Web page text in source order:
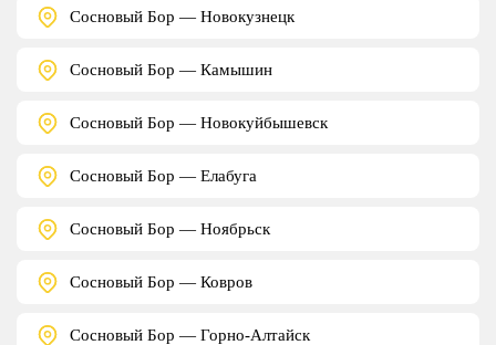
Сосновый Бор — Новокузнецк
Сосновый Бор — Камышин
Сосновый Бор — Новокуйбышевск
Сосновый Бор — Елабуга
Сосновый Бор — Ноябрьск
Сосновый Бор — Ковров
Сосновый Бор — Горно-Алтайск